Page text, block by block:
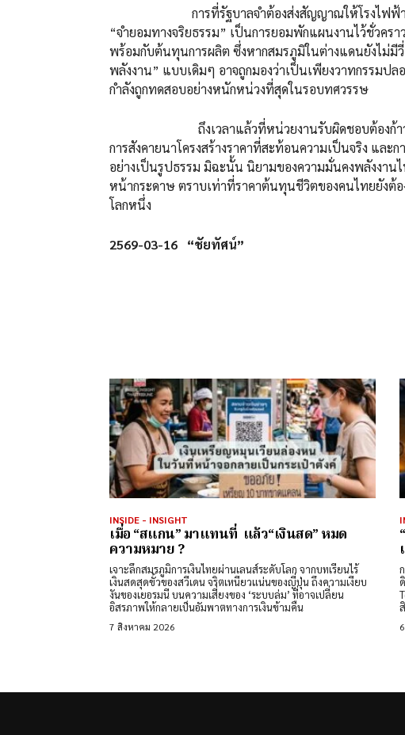
การที่รัฐบาลจำต้องส่งสัญญาณให้โรงไฟฟ้าถ่านหิ
“จำยอมทางจริยธรรม” เป็นการยอมพักแผนงานไว้ชั่วคร
พร้อมกับต้นทุนการผลิต ซึ่งหากสมรภูมิในต่างแดนยังไม่มี
พลังงาน” แบบเดิมๆ อาจถูกมองว่าเป็นเพียงวาทกรรมป
กำลังถูกทดสอบอย่างหนักหน่วงที่สุดในรอบทศวรรษ
ถึงเวลาแล้วที่หน่วยงานรับผิดชอบต้องก้าวข้า
การสังคายนาโครงสร้างราคาที่สะท้อนความเป็นจริง แล
อย่างเป็นรูปธรรม มิฉะนั้น นิยามของความมั่นคงพลังงาน
หน้ากระดาษ ตราบเท่าที่ราคาต้นทุนชีวิตของคนไทยยังต้
โลกหนึ่ง
2569-03-16 “ชัยทัศน์”
INSIDE - INSIGHT
เมื่อ “สแกน” มาแทนที่ แล้ว“เงินสด” หมด
ความหมาย ?
เจาะลึกสมรภูมิการเงินไทยผ่านเลนส์ระดับโลก จากบทเรียนไร้
เงินสดสุดขั้วของสวีเดน จริตเหนียวแน่นของญี่ปุ่น ถึงความเงียบ
งันของเยอรมนี บนความเสี่ยงของ ‘ระบบล่ม’ ที่อาจเปลี่ยน
อิสรภาพให้กลายเป็นอัมพาตทางการเงินข้ามคืน
7 สิงหาคม 2026